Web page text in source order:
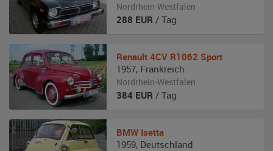
Nordrhein-Westfalen
288 EUR / Tag
Renault 4CV R1062 Sport
1957, Frankreich
Nordrhein-Westfalen
384 EUR / Tag
BMW Isetta
1959, Deutschland